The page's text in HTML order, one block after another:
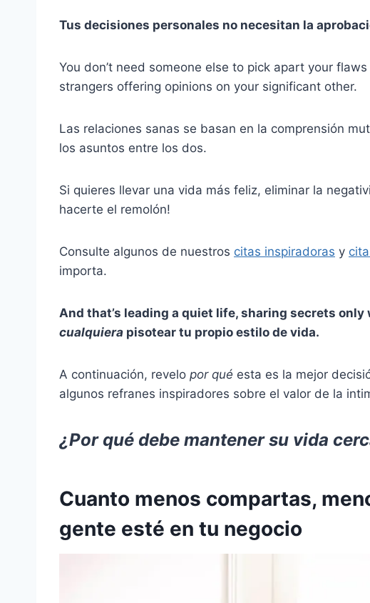
Tus decisiones personales no necesitan la
You don’t need someone else to pick apart your
strangers offering opinions on your significant other.
Las relaciones sanas se basan en la comprensión
los asuntos entre los dos.
Si quieres llevar una vida más feliz, eliminar la
hacerte el remolón!
Consulte algunos de nuestros citas inspiradoras y
importa.
And that’s leading a quiet life, sharing secrets
cualquiera pisotear tu propio estilo de vida.
A continuación, revelo por qué esta es la mejor
algunos refranes inspiradores sobre el valor de la
¿Por qué debe mantener su vida
Cuanto menos compartas,
gente esté en tu negocio